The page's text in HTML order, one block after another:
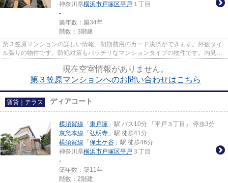
神奈川県横浜市戸塚区平戸 １丁目
-
築年数：築34年
階数：3階建
第３笠原マンションの詳しい情報。初期費用のカード決済ができます。外観タイ
ル張りの物件です。防犯対策もバッチリなマンションタイプの物件です。内見の
現在空室情報がありません。
第３笠原マンションへのお問い合わせはこちら
賃貸｜テラス ディアコート
横須賀線 「 東戸塚 」駅 バス10分 「平戸３丁目」 停歩3分
京急本線 「 弘明寺 」駅 徒歩41分
横須賀線 「 保土ケ谷 」駅 徒歩46分
神奈川県横浜市戸塚区平戸 ３丁目
-
築年数：築11年
階数：2階建